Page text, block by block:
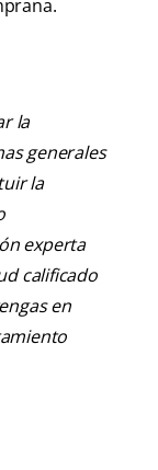
la
generales
la
experta
calificado
en